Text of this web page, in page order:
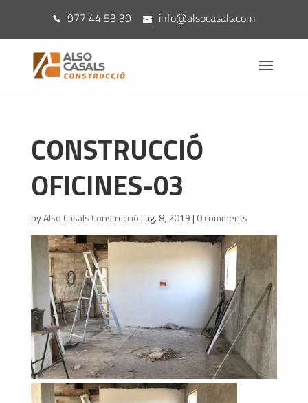
977 44 53 39 info@alsocasals.com
CONSTRUCCIÓ
OFICINES-03
byAlso Casals Construcció | ag. 8, 2019 | 0 comments